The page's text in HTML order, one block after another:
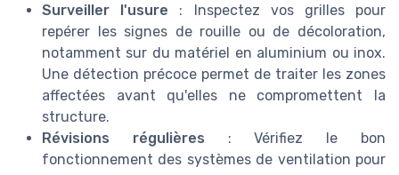
Surveiller l'usure : Inspectez vos grilles pour
repérer les signes de rouille ou de décoloration,
notamment sur du matériel en aluminium ou inox.
Une détection précoce permet de traiter les zones
affectées avant qu'elles ne compromettent la
structure.
Révisions régulières : Vérifiez le bon
fonctionnement des systèmes de ventilation pour